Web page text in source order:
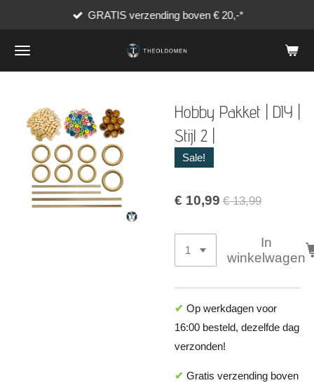
naar
de
GRATIS verzending boven € 20,-*
Hobby Pakket | DIY |
Stijl 2 |
Sale!
€ 10,99 € 13,99
In
winkelwagen
✔ Op werkdagen voor
16:00 besteld, dezelfde dag
verzonden!
✔ Gratis verzending boven